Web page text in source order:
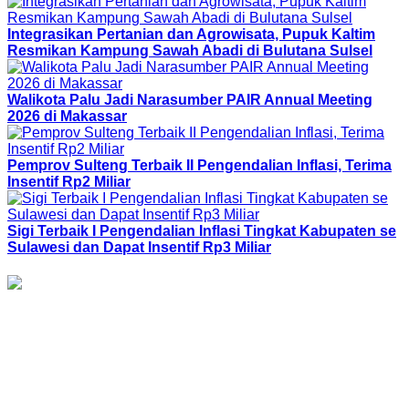
Integrasikan Pertanian dan Agrowisata, Pupuk Kaltim
Resmikan Kampung Sawah Abadi di Bulutana Sulsel
Walikota Palu Jadi Narasumber PAIR Annual Meeting
2026 di Makassar
Pemprov Sulteng Terbaik II Pengendalian Inflasi, Terima
Insentif Rp2 Miliar
Sigi Terbaik I Pengendalian Inflasi Tingkat Kabupaten se
Sulawesi dan Dapat Insentif Rp3 Miliar